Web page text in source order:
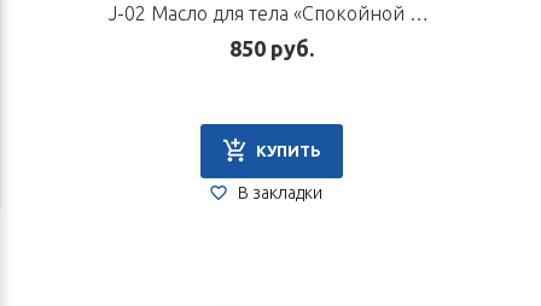
J-02 Масло для тела «Спокойной ночи», 30 мл
850 руб.
КУПИТЬ
В закладки